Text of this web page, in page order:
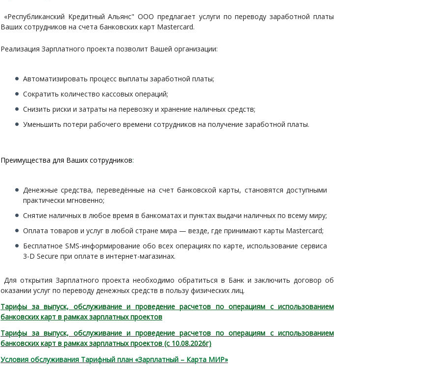
«Республиканский Кредитный Альянс" ООО предлагает услуги по переводу заработной платы
Ваших сотрудников на счета банковских карт Mastercard.
Реализация Зарплатного проекта позволит Вашей организации:
Автоматизировать процесс выплаты заработной платы;
Сократить количество кассовых операций;
Снизить риски и затраты на перевозку и хранение наличных средств;
Уменьшить потери рабочего времени сотрудников на получение заработной платы.
Преимущества для Ваших сотрудников:
Денежные средства, переведённые на счет банковской карты, становятся доступными
практически мгновенно;
Снятие наличных в любое время в банкоматах и пунктах выдачи наличных по всему миру;
Оплата товаров и услуг в любой стране мира — везде, где принимают карты Mastercard;
Бесплатное SMS-информирование обо всех операциях по карте, использование сервиса
3-D Secure при оплате в интернет-магазинах.
Для открытия Зарплатного проекта необходимо обратиться в Банк и заключить договор об
оказании услуг по переводу денежных средств в пользу физических лиц.
Тарифы за выпуск, обслуживание и проведение расчетов по операциям с использованием
банковских карт в рамках зарплатных проектов
Тарифы за выпуск, обслуживание и проведение расчетов по операциям с использованием
банковских карт в рамках зарплатных проектов (с 10.08.2026г)
Условия обслуживания Тарифный план «Зарплатный – Карта MИР»